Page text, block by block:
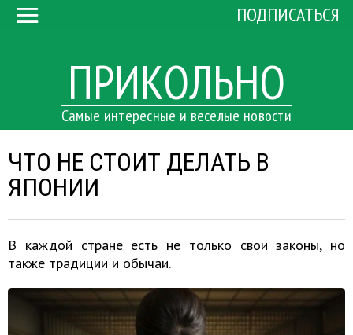
ПРИКОЛЬНО
Самые интересные и веселые новости
ПОДПИСАТЬСЯ
ЧТО НЕ СТОИТ ДЕЛАТЬ В
ЯПОНИИ
В каждой стране есть не только свои законы, но
также традиции и обычаи.